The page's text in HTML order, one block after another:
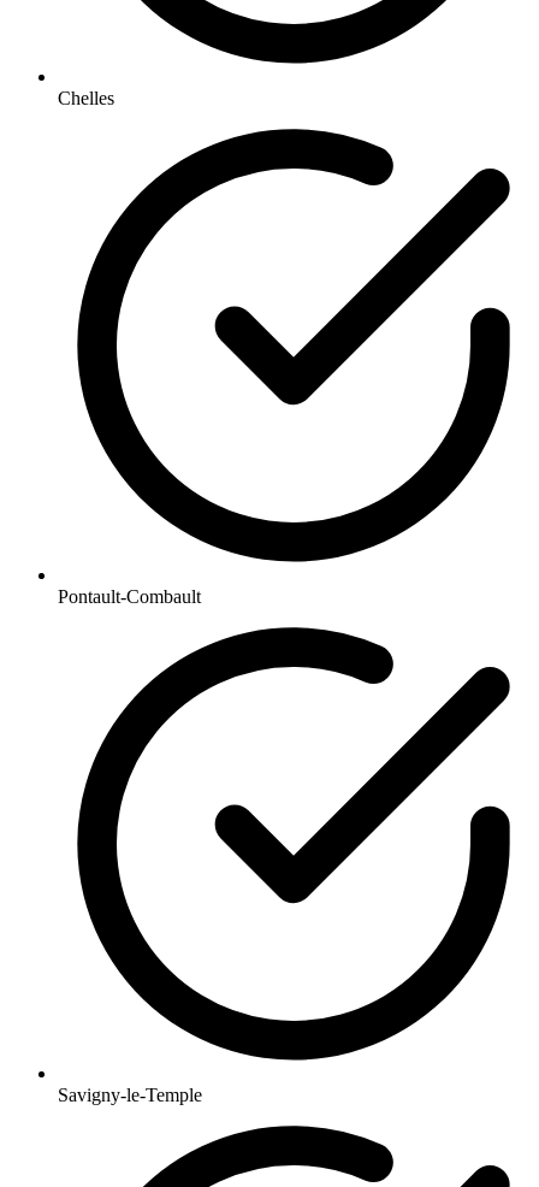
Chelles
Pontault-Combault
Savigny-le-Temple